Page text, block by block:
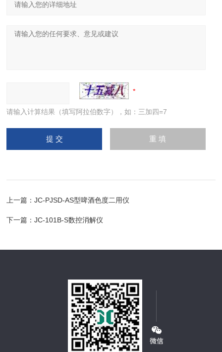
请输入计算结果（填写阿拉伯数字），如：三加四=7
上一篇：JC-PJSD-AS型啤酒色度二用仪
下一篇：JC-101B-S数控消解仪